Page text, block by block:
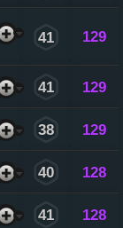
41 129
41 129
38 129
40 128
41 128